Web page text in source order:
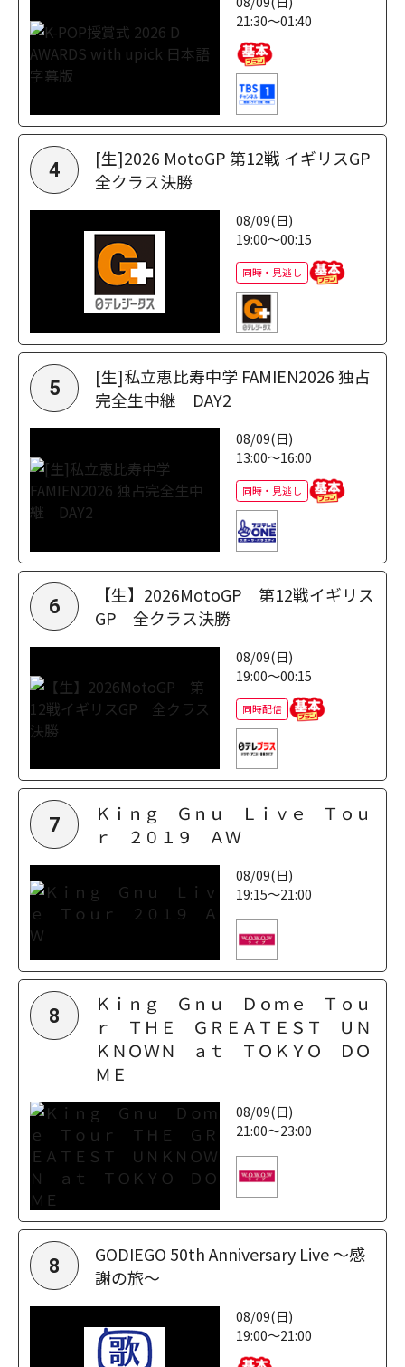
21:30～01:40
4
[生]2026 MotoGP 第12戦 イギリスGP
全クラス決勝
08/09(日)
19:00～00:15
同時・見逃し
5
[生]私立恵比寿中学 FAMIEN2026 独占
完全生中継 DAY2
08/09(日)
13:00～16:00
同時・見逃し
6
【生】2026MotoGP 第12戦イギリス
GP 全クラス決勝
08/09(日)
19:00～00:15
同時配信
7
Ｋｉｎｇ Ｇｎｕ Ｌｉｖｅ Ｔｏｕ
ｒ ２０１９ ＡＷ
08/09(日)
19:15～21:00
8
Ｋｉｎｇ Ｇｎｕ Ｄｏｍｅ Ｔｏｕ
ｒ ＴＨＥ ＧＲＥＡＴＥＳＴ ＵＮ
ＫＮＯＷＮ ａｔ ＴＯＫＹＯ ＤＯ
ＭＥ
08/09(日)
21:00～23:00
8
GODIEGO 50th Anniversary Live ～感
謝の旅～
08/09(日)
19:00～21:00